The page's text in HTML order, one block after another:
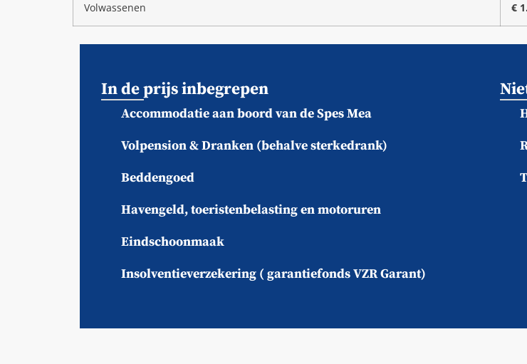
Volwassenen €
In de prijs inbegrepen
Accommodatie aan boord van de Spes Mea
Volpension & Dranken (behalve sterkedrank)
Beddengoed
Havengeld, toeristenbelasting en motoruren
Eindschoonmaak
Insolventieverzekering ( garantiefonds VZR Garant)